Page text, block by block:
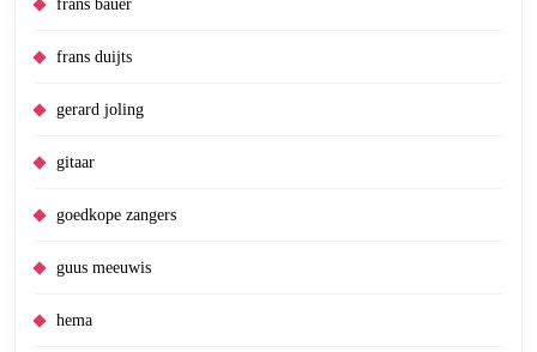
frans bauer
frans duijts
gerard joling
gitaar
goedkope zangers
guus meeuwis
hema